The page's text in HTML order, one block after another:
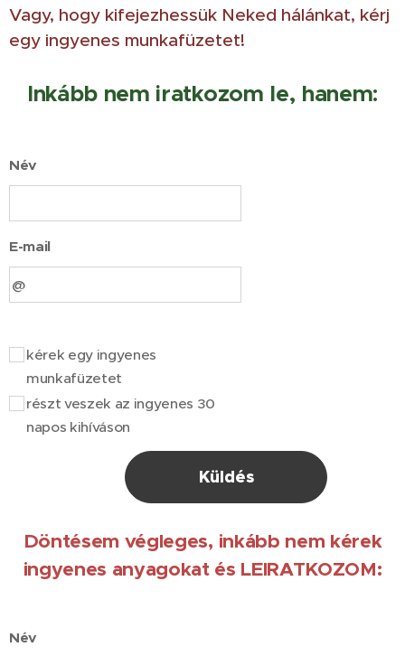
Vagy, hogy kifejezhessük Neked hálánkat, kérj
egy ingyenes munkafüzetet!
Inkább nem iratkozom le, hanem:
Név
E-mail
kérek egy ingyenes
munkafüzetet
részt veszek az ingyenes 30
napos kihíváson
Küldés
Döntésem végleges, inkább nem kérek
ingyenes anyagokat és LEIRATKOZOM:
Név